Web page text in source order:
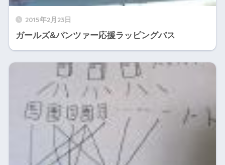
2015年2月23日
ガールズ&パンツァー応援ラッピングバス